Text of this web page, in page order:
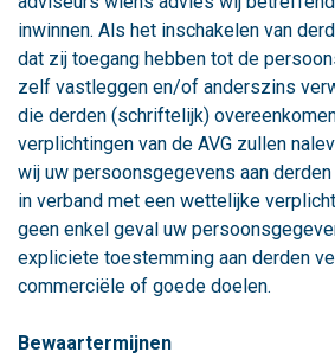
inwinnen. Als het inschakelen van
dat zij toegang hebben tot de
zelf vastleggen en/of anderszins
die derden (schriftelijk)
verplichtingen van de AVG zullen
wij uw persoonsgegevens aan
in verband met een wettelijke
geen enkel geval uw
expliciete toestemming aan derden
commerciële of goede doelen.
Bewaartermijnen